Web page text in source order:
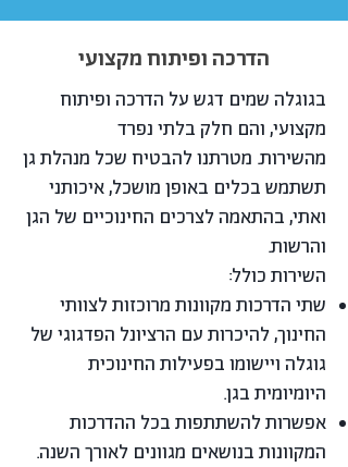
הדרכה ופיתוח מקצועי
בגוגלה שמים דגש על הדרכה ופיתוח
מקצועי, והם חלק בלתי נפרד
מהשירות. מטרתנו להבטיח שכל מנהלת גן
תשתמש בכלים באופן מושכל, איכותני
ואתי, בהתאמה לצרכים החינוכיים של הגן
והרשות.
השירות כולל:
שתי הדרכות מקוונות מרוכזות לצוותי
החינוך, להיכרות עם הרציונל הפדגוגי של
גוגלה ויישומו בפעילות החינוכית
היומיומית בגן.
אפשרות להשתתפות בכל ההדרכות
המקוונות בנושאים מגוונים לאורך השנה.